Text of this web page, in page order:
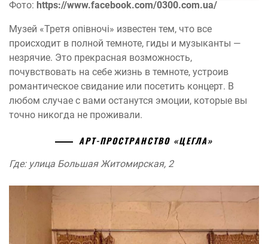
Фото: https://www.facebook.com/0300.com.ua/
Музей «Третя опівночі» известен тем, что все
происходит в полной темноте, гиды и музыканты —
незрячие. Это прекрасная возможность,
почувствовать на себе жизнь в темноте, устроив
романтическое свидание или посетить концерт. В
любом случае с вами останутся эмоции, которые вы
точно никогда не проживали.
АРТ-ПРОСТРАНСТВО «ЦЕГЛА»
Где: улица Большая Житомирская, 2